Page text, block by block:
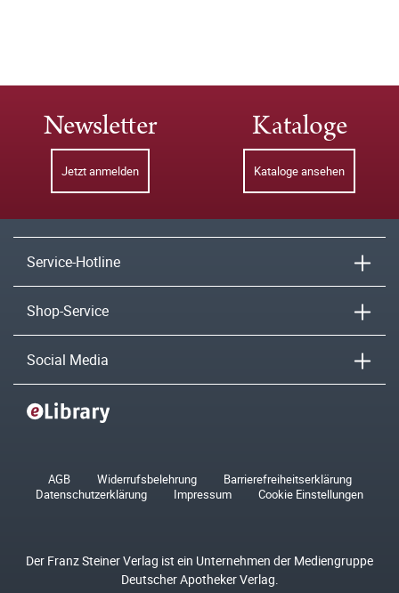
Newsletter
Jetzt anmelden
Kataloge
Kataloge ansehen
Service-Hotline
Shop-Service
Social Media
AGB Widerrufsbelehrung
Barrierefreiheitserklärung
Datenschutzerklärung
Impressum Cookie Einstellungen
Der Franz Steiner Verlag ist ein Unternehmen der Mediengruppe
Deutscher Apotheker Verlag.